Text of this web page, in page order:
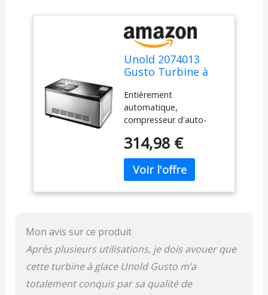
Unold 2074013
Gusto Turbine à
Argent
Entièrement
automatique,
compresseur d'auto-
panneau de contrôle
avec une maturité
résiduelle Moteur
robuste, adapté pour un
fonctionnement continu
kilogrammes
314,98 €
Mon avis sur ce produit
Après plusieurs utilisations, je dois avouer que
cette turbine à glace Unold Gusto m’a
totalement conquis par sa qualité de